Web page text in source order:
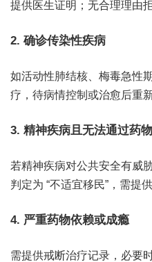
提供医生证明；无合理理由
2. 确诊传染性疾病
如活动性肺结核、梅毒急性
疗，待病情控制或治愈后重
3. 精神疾病且无法通过药
若精神疾病对公共安全有威
判定为 “不适宜移民”，需提
4. 严重药物依赖或成瘾
需提供戒断治疗记录，必要